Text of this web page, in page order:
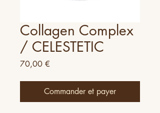
Collagen Complex
/ CELESTETIC
70,00 €
Commander et payer